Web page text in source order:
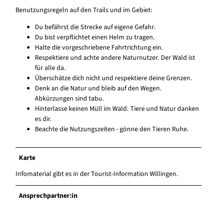
Benutzungsregeln auf den Trails und im Gebiet:
Du befährst die Strecke auf eigene Gefahr.
Du bist verpflichtet einen Helm zu tragen.
Halte die vorgeschriebene Fahrtrichtung ein.
Respektiere und achte andere Naturnutzer. Der Wald ist
für alle da.
Überschätze dich nicht und respektiere deine Grenzen.
Denk an die Natur und bleib auf den Wegen.
Abkürzungen sind tabu.
Hinterlasse keinen Müll im Wald. Tiere und Natur danken
es dir.
Beachte die Nutzungszeiten - gönne den Tieren Ruhe.
Karte
Infomaterial gibt es in der Tourist-Information Willingen.
Ansprechpartner:in